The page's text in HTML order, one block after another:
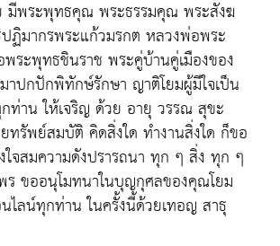
มีพระพุทธคุณ พระธรรมคุณ พระสังฆ
มากรพระแก้วมรกต หลวงพ่อพระ
ระพุทธชินราช พระคู่บ้านคู่เมืองของ
มาปกปักพิทักษ์รักษา ญาติโยมผู้มีใจเป็น
ท่าน ให้เจริญ ด้วย อายุ วรรณ สุขะ
ทรัพย์สมบัติ คิดสิ่งใด ทำงานสิ่งใด ก็ขอ
ใจสมความดังปรารถนา ทุก ๆ สิ่ง ทุก ๆ
ร ขออนุโมทนาในบุญกุศลของคุณโยม
ไลน์ทุกท่าน ในครั้งนี้ด้วยเทอญ สาธุ